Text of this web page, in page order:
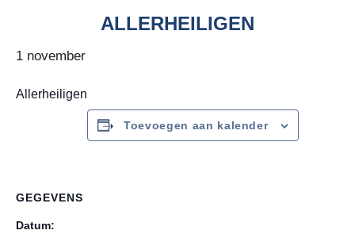
ALLERHEILIGEN
1 november
Allerheiligen
Toevoegen aan kalender
GEGEVENS
Datum: